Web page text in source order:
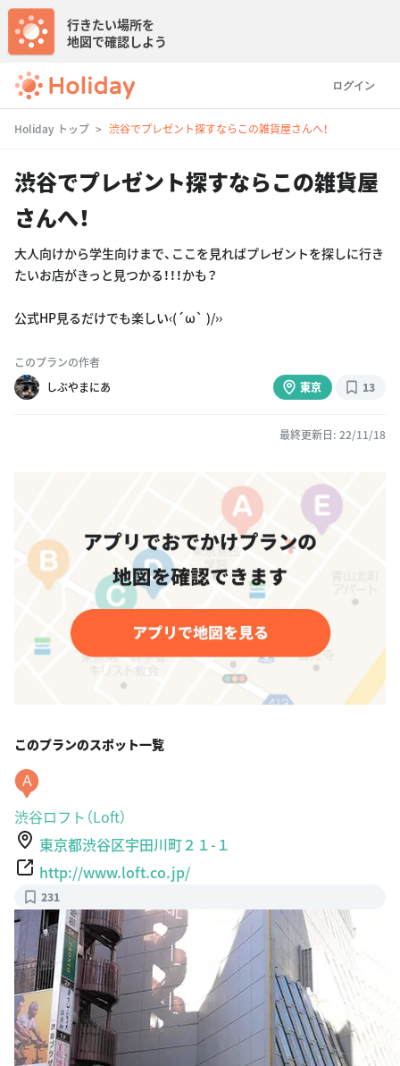
ログイン
行きたい場所を
地図で確認しよう
Holiday トップ 渋谷でプレゼント探すならこの雑貨屋さんへ！
渋谷でプレゼント探すならこの雑貨屋
さんへ！
大人向けから学生向けまで、ここを見ればプレゼントを探しに行き
たいお店がきっと見つかる！！！かも？
公式HP見るだけでも楽しい‹(´ω` )/››
このプランの作者
しぶやまにあ
東京 13
最終更新日: 22/11/18
このプランのスポット一覧
A
渋谷ロフト（Loft）
東京都渋谷区宇田川町２１-１
http://www.loft.co.jp/
231